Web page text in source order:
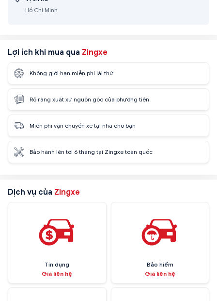
Hồ Chí Minh
Lợi ích khi mua qua Zingxe
Không giới hạn miễn phí lái thử
Rõ ràng xuất xứ nguồn gốc của phương tiện
Miễn phí vận chuyển xe tại nhà cho bạn
Bảo hành lên tới 6 tháng tại Zingxe toàn quốc
Dịch vụ của Zingxe
Tín dụng
Giá liên hệ
Bảo hiểm
Giá liên hệ